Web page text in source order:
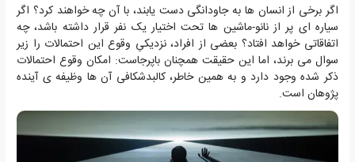
اگر برخی از انسان ها به جاودانگی دست یابند، با آن چه خواهند کرد؟ اگر
سیاره ای پر از نانو-ماشین ها تحت اختیار یک نفر قرار داشته باشد، چه
اتفاقاتی خواهد افتاد؟ بعضی از افراد، نزدیکیِ وقوع این احتمالات را زیر
سوال می برند، اما این حقیقت همچنان باپرجاست: امکان وقوع احتمالات
ذکر شده وجود دارد و به همین خاطر، کالبدشکافی آن ها وظیفه ی آینده
پژوهان است.